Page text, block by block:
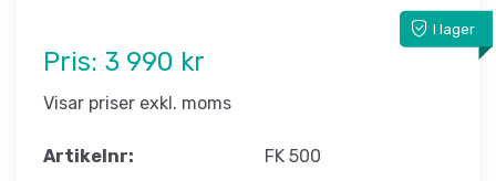
I lager
Pris: 3 990 kr
Visar priser exkl. moms
Artikelnr: FK 500